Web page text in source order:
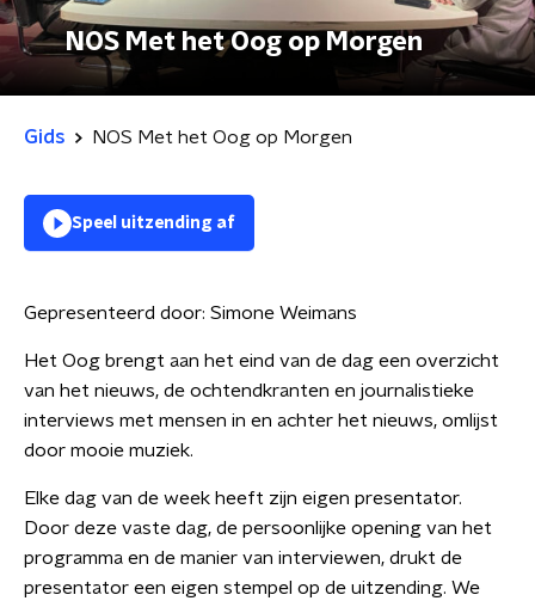
NOS Met het Oog op Morgen
Gids NOS Met het Oog op Morgen
Speel uitzending af
Gepresenteerd door: Simone Weimans
Het Oog brengt aan het eind van de dag een overzicht
van het nieuws, de ochtendkranten en journalistieke
interviews met mensen in en achter het nieuws, omlijst
door mooie muziek.
Elke dag van de week heeft zijn eigen presentator.
Door deze vaste dag, de persoonlijke opening van het
programma en de manier van interviewen, drukt de
presentator een eigen stempel op de uitzending. We